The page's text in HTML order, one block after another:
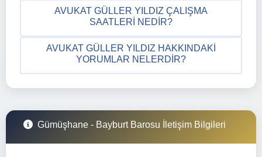
AVUKAT GÜLLER YILDIZ ÇALIŞMA
SAATLERI NEDIR?
AVUKAT GÜLLER YILDIZ HAKKINDAKI
YORUMLAR NELERDIR?
Gümüşhane - Bayburt Barosu İletişim Bilgileri